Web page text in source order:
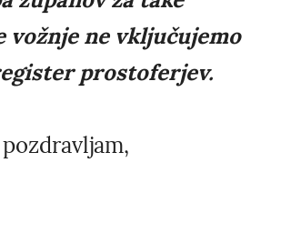
vožnje ne vključujemo
prostoferjev.